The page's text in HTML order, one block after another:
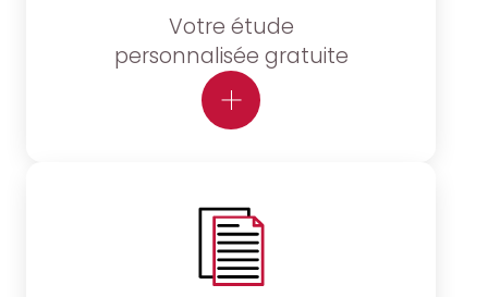
Votre étude
personnalisée gratuite